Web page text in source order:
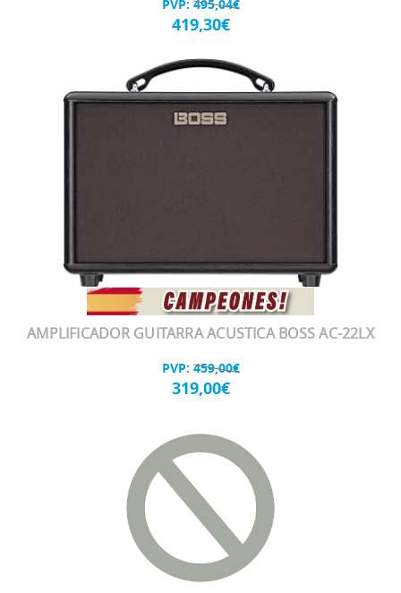
PVP: 495,04€
419,30€
AMPLIFICADOR GUITARRA ACUSTICA BOSS AC-22LX
PVP: 459,00€
319,00€